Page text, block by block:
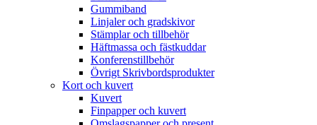
Gummiband
Linjaler och gradskivor
Stämplar och tillbehör
Häftmassa och fästkuddar
Konferenstillbehör
Övrigt Skrivbordsprodukter
Kort och kuvert
Kuvert
Finpapper och kuvert